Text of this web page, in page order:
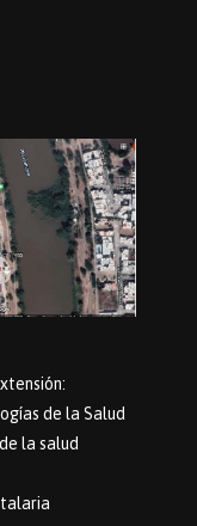
de la Salud
la salud